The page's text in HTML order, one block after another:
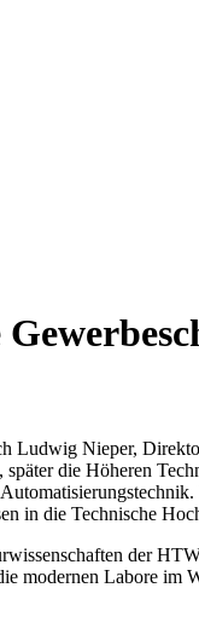
Ludwig Nieper,
die Höheren
in die Technische
der
modernen Labore